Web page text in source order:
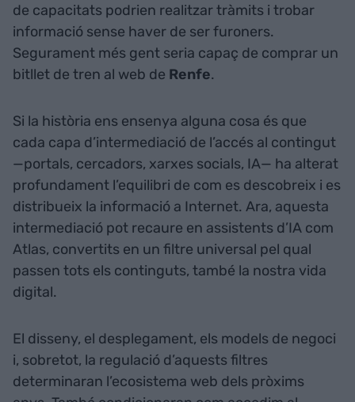
de capacitats podrien realitzar tràmits i trobar
informació sense haver de ser furoners.
Segurament més gent seria capaç de comprar un
bitllet de tren al web de Renfe.
Si la història ens ensenya alguna cosa és que
cada capa d’intermediació de l’accés al contingut
—portals, cercadors, xarxes socials, IA— ha alterat
profundament l’equilibri de com es descobreix i es
distribueix la informació a Internet. Ara, aquesta
intermediació pot recaure en assistents d’IA com
Atlas, convertits en un filtre universal pel qual
passen tots els continguts, també la nostra vida
digital.
El disseny, el desplegament, els models de negoci
i, sobretot, la regulació d’aquests filtres
determinaran l’ecosistema web dels pròxims